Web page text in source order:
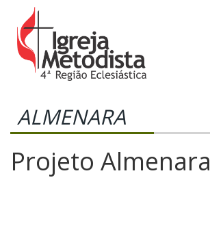
ALMENARA
Projeto Almenara